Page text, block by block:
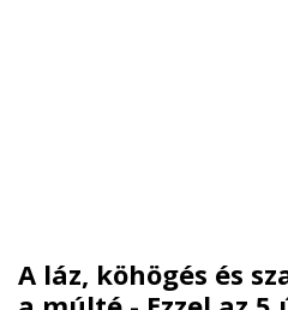
A láz, köhögés és